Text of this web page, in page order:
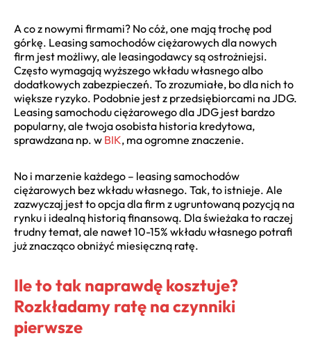
A co z nowymi firmami? No cóż, one mają trochę pod
górkę. Leasing samochodów ciężarowych dla nowych
firm jest możliwy, ale leasingodawcy są ostrożniejsi.
Często wymagają wyższego wkładu własnego albo
dodatkowych zabezpieczeń. To zrozumiałe, bo dla nich to
większe ryzyko. Podobnie jest z przedsiębiorcami na JDG.
Leasing samochodu ciężarowego dla JDG jest bardzo
popularny, ale twoja osobista historia kredytowa,
sprawdzana np. w BIK, ma ogromne znaczenie.
No i marzenie każdego – leasing samochodów
ciężarowych bez wkładu własnego. Tak, to istnieje. Ale
zazwyczaj jest to opcja dla firm z ugruntowaną pozycją na
rynku i idealną historią finansową. Dla świeżaka to raczej
trudny temat, ale nawet 10-15% wkładu własnego potrafi
już znacząco obniżyć miesięczną ratę.
Ile to tak naprawdę kosztuje?
Rozkładamy ratę na czynniki
pierwsze